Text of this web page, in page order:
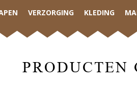
VERZORGING KLEDING
PRODUCTEN